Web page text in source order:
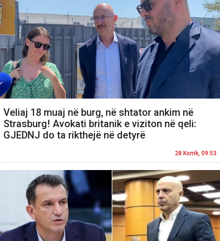
Veliaj 18 muaj në burg, në shtator ankim në
Strasburg! Avokati britanik e viziton në qeli:
GJEDNJ do ta rikthejë në detyrë
28 Korrik, 09:53